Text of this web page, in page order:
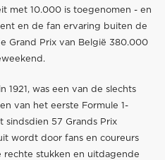
met 10.000 is toegenomen - en
en de fan ervaring buiten de
Grand Prix van België 380.000
1921, was een van de slechts
van het eerste Formule 1-
sindsdien 57 Grands Prix
wordt door fans en coureurs
rechte stukken en uitdagende